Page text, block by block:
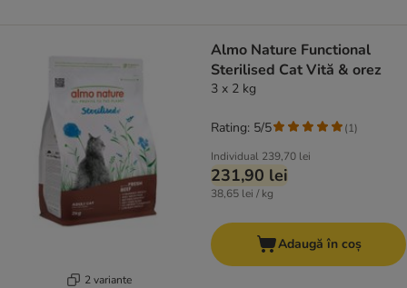
2 variante
Almo Nature Functional
Sterilised Cat Vită & orez
3 x 2 kg
Individual 239,70 lei
231,90 lei
38,65 lei / kg
Rating: 5/5 (1)
Adaugă în coș